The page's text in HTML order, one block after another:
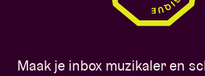
Maak je inbox muzikaler en